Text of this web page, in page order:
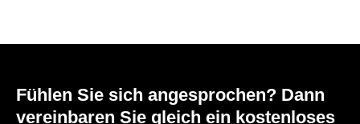
Fühlen Sie sich angesprochen? Dann
vereinbaren Sie gleich ein kostenloses